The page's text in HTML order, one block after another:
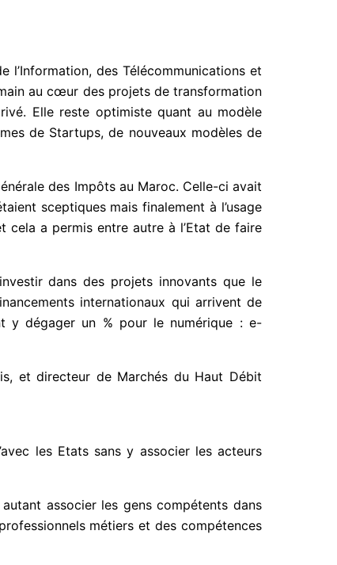
l’Information, des Télécommunications et
au cœur des projets de transformation
Elle reste optimiste quant au modèle
de Startups, de nouveaux modèles de
des Impôts au Maroc. Celle-ci avait
sceptiques mais finalement à l’usage
cela a permis entre autre à l’Etat de faire
dans des projets innovants que le
internationaux qui arrivent de
y dégager un % pour le numérique : e-
et directeur de Marchés du Haut Débit
les Etats sans y associer les acteurs
associer les gens compétents dans
métiers et des compétences